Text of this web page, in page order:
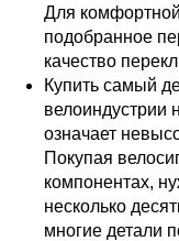
Для
подобранное
качество
Купить самый
велоиндустрии
означает
Покупая
компонентах,
несколько
многие детали